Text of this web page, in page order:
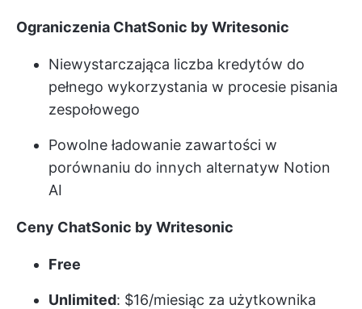
Ograniczenia ChatSonic by Writesonic
Niewystarczająca liczba kredytów do
pełnego wykorzystania w procesie pisania
zespołowego
Powolne ładowanie zawartości w
porównaniu do innych alternatyw Notion
AI
Ceny ChatSonic by Writesonic
Free
Unlimited: $16/miesiąc za użytkownika